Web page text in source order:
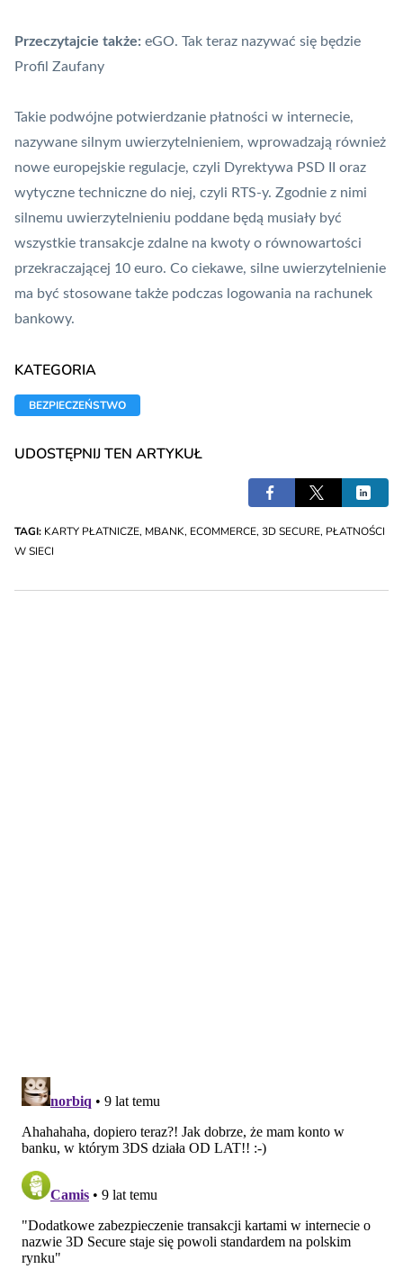
Przeczytajcie także: eGO. Tak teraz nazywać się będzie
Profil Zaufany
Takie podwójne potwierdzanie płatności w internecie,
nazywane silnym uwierzytelnieniem, wprowadzają również
nowe europejskie regulacje, czyli Dyrektywa PSD II
oraz
wytyczne techniczne do niej, czyli RTS-y. Zgodnie z nimi
silnemu uwierzytelnieniu poddane będą musiały być
wszystkie transakcje zdalne na kwoty o równowartości
przekraczającej 10 euro. Co ciekawe, silne uwierzytelnienie
ma być stosowane także podczas logowania na rachunek
bankowy.
KATEGORIA
BEZPIECZEŃSTWO
UDOSTĘPNIJ TEN ARTYKUŁ
TAGI: KARTY PŁATNICZE, MBANK, ECOMMERCE, 3D SECURE, PŁATNOŚCI
W SIECI